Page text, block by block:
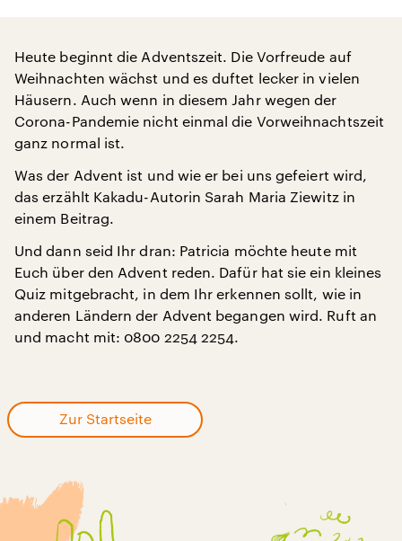
Heute beginnt die Adventszeit. Die Vorfreude auf
Weihnachten wächst und es duftet lecker in vielen
Häusern. Auch wenn in diesem Jahr wegen der
Corona-Pandemie nicht einmal die Vorweihnachtszeit
ganz normal ist.
Was der Advent ist und wie er bei uns gefeiert wird,
das erzählt Kakadu-Autorin Sarah Maria Ziewitz in
einem Beitrag.
Und dann seid Ihr dran: Patricia möchte heute mit
Euch über den Advent reden. Dafür hat sie ein kleines
Quiz mitgebracht, in dem Ihr erkennen sollt, wie in
anderen Ländern der Advent begangen wird. Ruft an
und macht mit: 0800 2254 2254.
Zur Startseite